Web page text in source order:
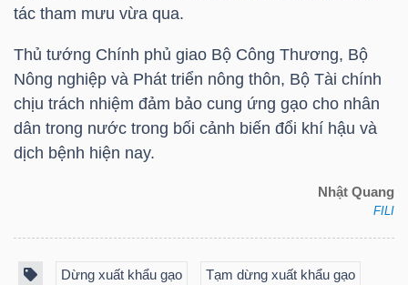
tác tham mưu vừa qua.
Thủ tướng Chính phủ giao Bộ Công Thương, Bộ
Nông nghiệp và Phát triển nông thôn, Bộ Tài chính
chịu trách nhiệm đảm bảo cung ứng gạo cho nhân
dân trong nước trong bối cảnh biến đổi khí hậu và
dịch bệnh hiện nay.
Nhật Quang
FILI
Dừng xuất khẩu gạo Tạm dừng xuất khẩu gạo
NGÀNH
DOANH